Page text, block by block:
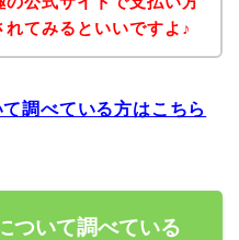
てみるといいですよ♪
調べている方はこちら
ついて調べている